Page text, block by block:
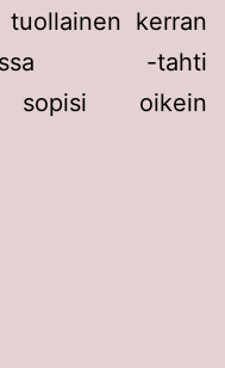
kerran
-tahti
sopisi oikein